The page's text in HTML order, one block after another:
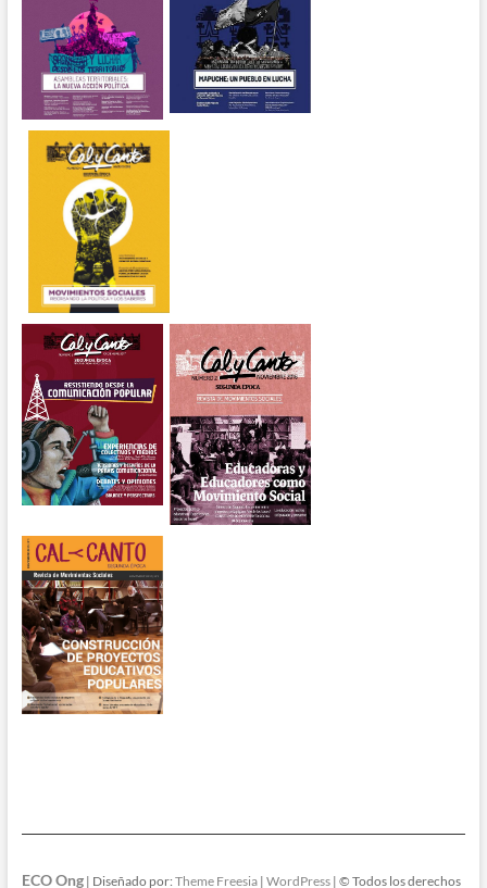
ECO Ong| Diseñado por: Theme Freesia| WordPress| © Todos los derechos